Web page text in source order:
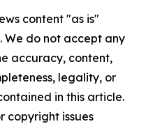
content "as is"
do not accept any
accuracy, content,
legality, or
in this article.
copyright issues